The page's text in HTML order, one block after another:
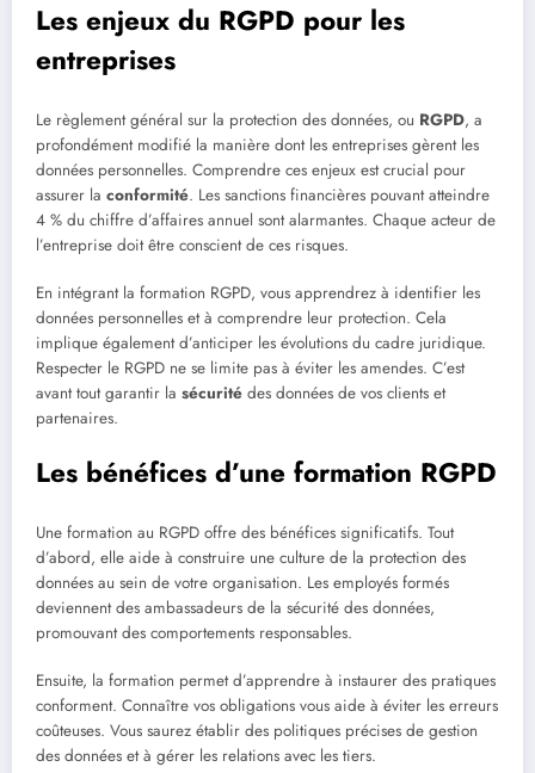
Les enjeux du RGPD pour les
entreprises
Le règlement général sur la protection des données, ou RGPD, a
profondément modifié la manière dont les entreprises gèrent les
données personnelles. Comprendre ces enjeux est crucial pour
assurer la conformité. Les sanctions financières pouvant atteindre
4 % du chiffre d’affaires annuel sont alarmantes. Chaque acteur de
l’entreprise doit être conscient de ces risques.
En intégrant la formation RGPD, vous apprendrez à identifier les
données personnelles et à comprendre leur protection. Cela
implique également d’anticiper les évolutions du cadre juridique.
Respecter le RGPD ne se limite pas à éviter les amendes. C’est
avant tout garantir la sécurité des données de vos clients et
partenaires.
Les bénéfices d’une formation RGPD
Une formation au RGPD offre des bénéfices significatifs. Tout
d’abord, elle aide à construire une culture de la protection des
données au sein de votre organisation. Les employés formés
deviennent des ambassadeurs de la sécurité des données,
promouvant des comportements responsables.
Ensuite, la formation permet d’apprendre à instaurer des pratiques
conforment. Connaître vos obligations vous aide à éviter les erreurs
coûteuses. Vous saurez établir des politiques précises de gestion
des données et à gérer les relations avec les tiers.